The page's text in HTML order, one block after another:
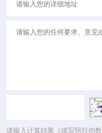
请输入计算结果（填写阿拉伯